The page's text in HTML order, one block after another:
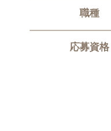
職種
応募資格